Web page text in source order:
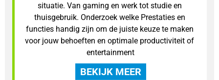
situatie. Van gaming en werk tot studie en
thuisgebruik. Onderzoek welke Prestaties en
functies handig zijn om de juiste keuze te maken
voor jouw behoeften en optimale productiviteit of
entertainment
BEKIJK MEER